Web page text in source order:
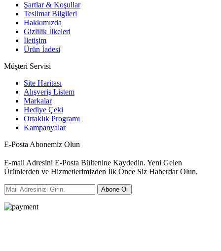
Şartlar & Koşullar
Teslimat Bilgileri
Hakkımızda
Gizlilik İlkeleri
İletişim
Ürün İadesi
Müşteri Servisi
Site Haritası
Alışveriş Listem
Markalar
Hediye Çeki
Ortaklık Programı
Kampanyalar
E-Posta Abonemiz Olun
E-mail Adresini E-Posta Bültenine Kaydedin. Yeni Gelen
Ürünlerden ve Hizmetlerimizden İlk Önce Siz Haberdar Olun.
Abone Ol